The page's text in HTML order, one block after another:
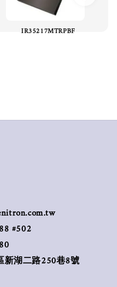
IR35217MTRPBF
#502
湖二路250巷8號